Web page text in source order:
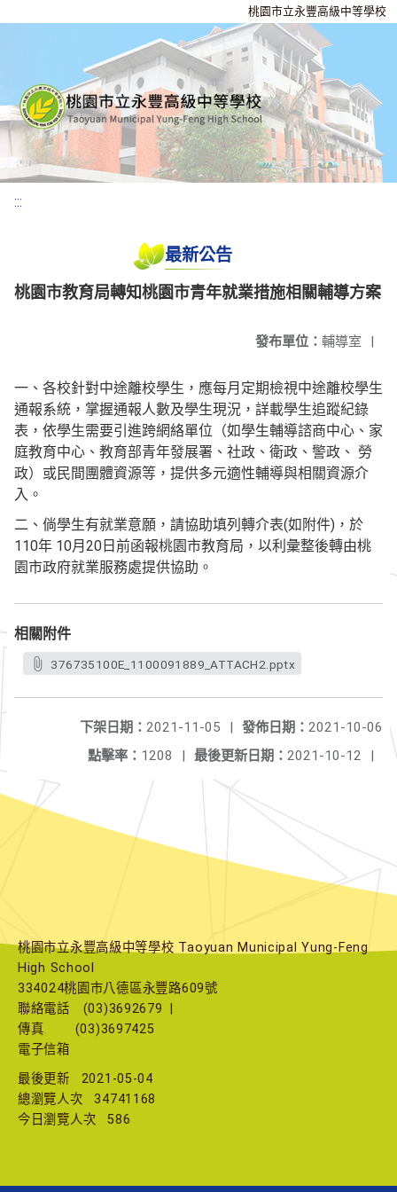
桃園市立永豐高級中等學校
:::
最新公告
桃園市教育局轉知桃園市青年就業措施相關輔導方案
發布單位： 輔導室 |
一、各校針對中途離校學生，應每月定期檢視中途離校學生
通報系統，掌握通報人數及學生現況，詳載學生追蹤紀錄
表，依學生需要引進跨網絡單位（如學生輔導諮商中心、家
庭教育中心、教育部青年發展署、社政、衛政、警政、 勞
政）或民間團體資源等，提供多元適性輔導與相關資源介
入。
二、倘學生有就業意願，請協助填列轉介表(如附件)，於
110年 10月20日前函報桃園市教育局，以利彙整後轉由桃
園市政府就業服務處提供協助。
相關附件
376735100E_1100091889_ATTACH2.pptx
發佈日期： 2021-10-06
下架日期： 2021-11-05
|
最後更新日期： 2021-10-12 |
點擊率： 1208 |
桃園市立永豐高級中等學校 Taoyuan Municipal Yung-Feng
High School
334024桃園市八德區永豐路609號
聯絡電話
(03)3692679
傳真
(03)3697425
電子信箱
最後更新
2021-05-04
總瀏覽人次
34741168
今日瀏覽人次
586